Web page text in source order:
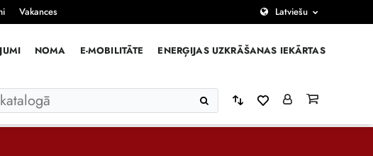
Vakances Latviešu
NOMA E-MOBILITĀTE ENERĢIJAS UZKRĀŠANAS IEKĀRTAS